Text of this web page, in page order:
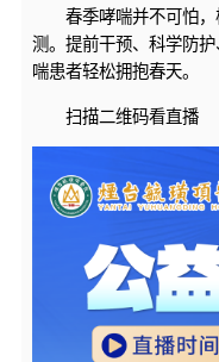
春季哮喘并不可怕，
测。提前干预、科学防
喘患者轻松拥抱春天。
扫描二维码看直播